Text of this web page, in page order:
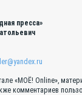
пресса»
«МОЁ! Online»,
комментариев